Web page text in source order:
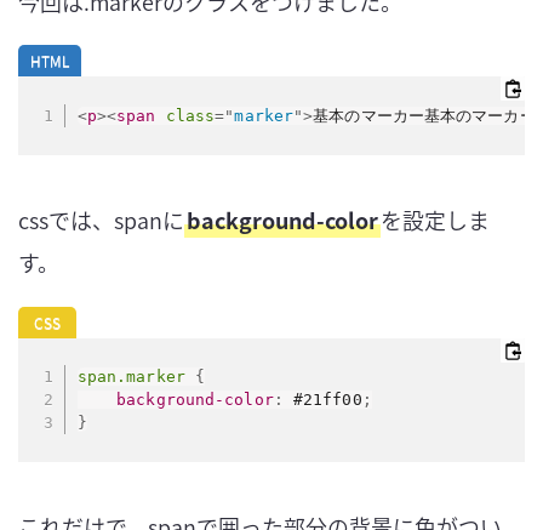
<p><span class="marker">基本のマーカー基本のマーカー
cssでは、spanにbackground-colorを設定しま
す。
span.marker
{
background-color: #21ff00 ;
}